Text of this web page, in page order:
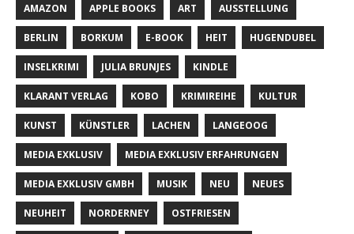
AMAZON APPLE BOOKS ART AUSSTELLUNG
BERLIN BORKUM E-BOOK HEIT HUGENDUBEL
INSELKRIMI JULIA BRUNJES KINDLE
KLARANT VERLAG KOBO KRIMIREIHE KULTUR
KUNST KÜNSTLER LACHEN LANGEOOG
MEDIA EXKLUSIV MEDIA EXKLUSIV ERFAHRUNGEN
MEDIA EXKLUSIV GMBH MUSIK NEU NEUES
NEUHEIT NORDERNEY OSTFRIESEN